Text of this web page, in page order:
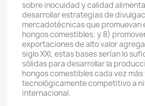
sobre inocuidad y calidad
desarrollar estrategias de
mercadotécnicas que promuevan
hongos comestibles; y 8)
exportaciones de alto valor
siglo XXI, estas bases serían lo
sólidas para desarrollar la
hongos comestibles cada vez más
tecnológicamente competitivo a
internacional.